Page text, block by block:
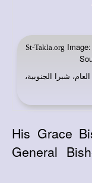
St-Takla.org
شبرا الجنوبية،
His Grace
General